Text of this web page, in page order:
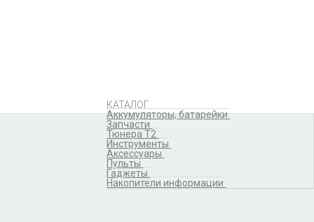
Накопители информации
КАТАЛОГ
Аккумуляторы, батарейки
Запчасти
Тюнера T2
Инструменты
Аксессуары
Пульты
Гаджеты
Накопители информации